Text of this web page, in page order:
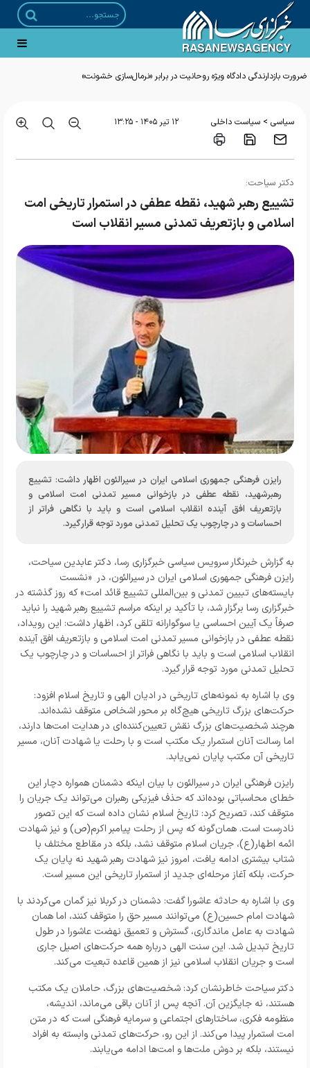
ضرورت بازدارندگی دادگاه ویژه روحانیت در برابر «نرمال‌سازی خشونت»
سیاسی > سیاست داخلی ۱۲ تير ۱۴۰۵ - ۱۳:۲۵
دکتر سیاحت:
تشییع رهبر شهید، نقطه عطفی در استمرار تاریخی امت
اسلامی و بازتعریف تمدنی مسیر انقلاب است
رایزن فرهنگی جمهوری اسلامی ایران در سیرالئون اظهار داشت: تشییع
رهبرشهید، نقطه عطفی در بازخوانی مسیر تمدنی امت اسلامی و
بازتعریف افق آینده انقلاب اسلامی است و باید با نگاهی فراتر از
احساسات و در چارچوب یک تحلیل تمدنی مورد توجه قرار گیرد.
به گزارش خبرنگار سرویس سیاسی خبرگزاری رسا، دکتر عابدین سیاحت،
رایزن فرهنگی جمهوری اسلامی ایران در سیرالئون، در «نشست
بایسته‌های تبیین تمدنی و بین‌المللی تشییع قائد امت» که روز گذشته در
خبرگزاری رسا برگزار شد، با تأکید بر اینکه مراسم تشییع رهبر شهید را نباید
صرفاً یک آیین احساسی یا سوگوارانه تلقی کرد، اظهار داشت: این رویداد،
نقطه عطفی در بازخوانی مسیر تمدنی امت اسلامی و بازتعریف افق آینده
انقلاب اسلامی است و باید با نگاهی فراتر از احساسات و در چارچوب یک
تحلیل تمدنی مورد توجه قرار گیرد.
وی با اشاره به نمونه‌های تاریخی در ادیان الهی و تاریخ اسلام افزود:
حرکت‌های بزرگ تاریخی هیچ‌گاه بر محور اشخاص متوقف نشده‌اند.
هرچند شخصیت‌های بزرگ نقش تعیین‌کننده‌ای در هدایت امت‌ها دارند،
اما رسالت آنان استمرار یک مکتب است و با رحلت یا شهادت آنان، مسیر
تاریخی آن مکتب پایان نمی‌یابد.
رایزن فرهنگی ایران در سیرالئون با بیان اینکه دشمنان همواره دچار این
خطای محاسباتی بوده‌اند که حذف فیزیکی رهبران می‌تواند یک جریان را
متوقف کند، تصریح کرد: تاریخ اسلام نشان داده است که این تصور
نادرست است. همان‌گونه که پس از رحلت پیامبر اکرم(ص) و نیز شهادت
ائمه اطهار(ع)، جریان اسلام متوقف نشد، بلکه در مقاطع مختلف با
شتاب بیشتری ادامه یافت، امروز نیز شهادت رهبر شهید نه پایان یک
حرکت، بلکه آغاز مرحله‌ای جدید از استمرار تاریخی این مسیر است.
وی با اشاره به حادثه عاشورا گفت: دشمنان در کربلا نیز گمان می‌کردند با
شهادت امام حسین(ع) می‌توانند مسیر حق را متوقف کنند، اما همان
شهادت به عامل ماندگاری، گسترش و تعمیق نهضت عاشورا در طول
تاریخ تبدیل شد. این سنت الهی درباره همه حرکت‌های اصیل جاری
است و جریان انقلاب اسلامی نیز از همین قاعده تبعیت می‌کند.
دکتر سیاحت خاطرنشان کرد: شخصیت‌های بزرگ، حاملان یک مکتب
هستند، نه جایگزین آن. آنچه پس از آنان باقی می‌ماند، اندیشه،
منظومه فکری، ساختارهای اجتماعی و سرمایه فرهنگی است که در متن
امت استمرار پیدا می‌کند. از این رو، حرکت‌های تمدنی وابسته به افراد
نیستند، بلکه بر دوش ملت‌ها و امت‌ها ادامه می‌یابند.